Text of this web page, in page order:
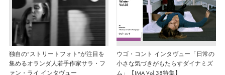
独自の“ストリートフォト”が注目を
集めるオランダ人若手作家サラ・フ
ァン・ライ インタヴュー
ウゴ・コント インタヴュー「日常の
小さな気づきがもたらすダイナミズ
ム」【IMA Vol.38特集】